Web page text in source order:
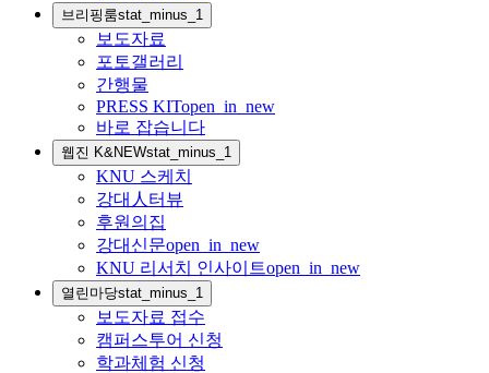
브리핑룸stat_minus_1
보도자료
포토갤러리
간행물
PRESS KITopen_in_new
바로 잡습니다
웹진 K&NEWstat_minus_1
KNU 스케치
강대人터뷰
후원의집
강대신문open_in_new
KNU 리서치 인사이트open_in_new
열린마당stat_minus_1
보도자료 접수
캠퍼스투어 신청
학과체험 신청